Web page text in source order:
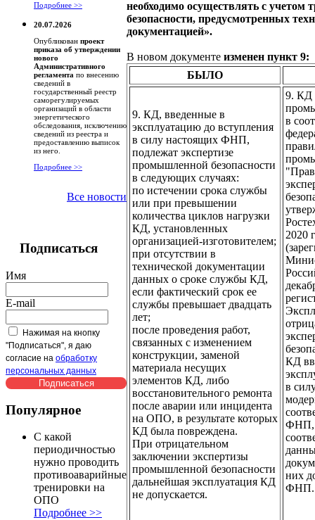
Подробнее >>
20.07.2026
Опубликован проект
приказа об утверждении
нового
Административного
регламента по внесению
сведений в
государственный реестр
саморегулируемых
организаций в области
энергетического
обследования, исключению
сведений из реестра и
предоставлению выписок
из него.
Подробнее >>
Все новости
Подписаться
Имя
E-mail
Нажимая на кнопку
"Подписаться", я даю
согласие на обработку
персональных данных
Популярное
С какой
периодичностью
нужно проводить
противоаварийные
тренировки на
ОПО
Подробнее >>
необходимо осуществлять с учетом
безопасности, предусмотренных
документацией».
В новом документе изменен пункт 9:
БЫЛО
9. КД, введенные в
эксплуатацию до вступления
в силу настоящих ФНП,
подлежат экспертизе
промышленной безопасности
в следующих случаях:
по истечении срока службы
или при превышении
количества циклов нагрузки
КД, установленных
организацией-изготовителем;
при отсутствии в
технической документации
данных о сроке службы КД,
если фактический срок ее
службы превышает двадцать
лет;
после проведения работ,
связанных с изменением
конструкции, заменой
материала несущих
элементов КД, либо
восстановительного ремонта
после аварии или инцидента
на ОПО, в результате которых
КД была повреждена.
При отрицательном
заключении экспертизы
промышленной безопасности
дальнейшая эксплуатация КД
не допускается.
9. КД
в
2020
КД
в
ФНП,
них
ФНП.